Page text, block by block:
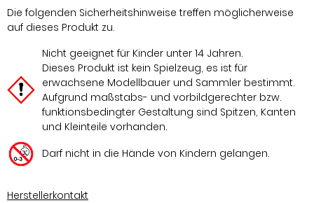
Die folgenden Sicherheitshinweise treffen möglicherweise
auf dieses Produkt zu.
Nicht geeignet für Kinder unter 14 Jahren.
Dieses Produkt ist kein Spielzeug, es ist für
erwachsene Modellbauer und Sammler bestimmt.
Aufgrund maßstabs- und vorbildgerechter bzw.
funktionsbedingter Gestaltung sind Spitzen, Kanten
und Kleinteile vorhanden.
Darf nicht in die Hände von Kindern gelangen.
Herstellerkontakt